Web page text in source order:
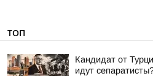
ТОП
Кандидат от
идут